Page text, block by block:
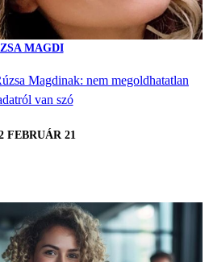
MAGDI
Magdinak: nem megoldhatatlan
van szó
FEBRUÁR 21